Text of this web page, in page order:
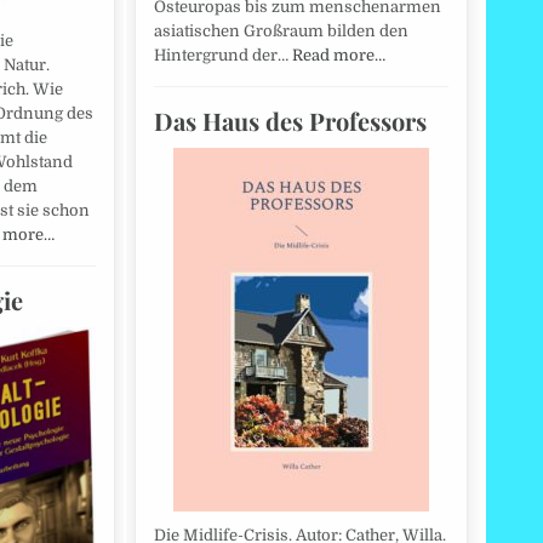
Wie
des
die
dem
sie schon
more…
Osteuropas bis zum menschenarmen
asiatischen Großraum bilden den
Hintergrund der… Read more…
Das Haus des Professors
Die Midlife-Crisis. Autor: Cather, Willa.